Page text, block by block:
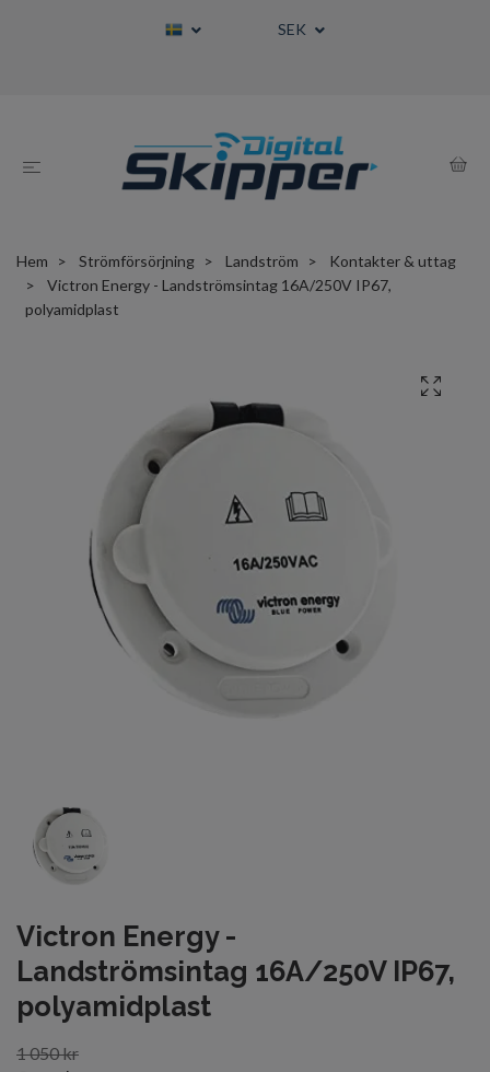
SEK
Hem Strömförsörjning Landström
Kontakter & uttag
Victron Energy - Landströmsintag 16A/250V IP67,
polyamidplast
Victron Energy -
Landströmsintag 16A/250V IP67,
polyamidplast
1 050 kr